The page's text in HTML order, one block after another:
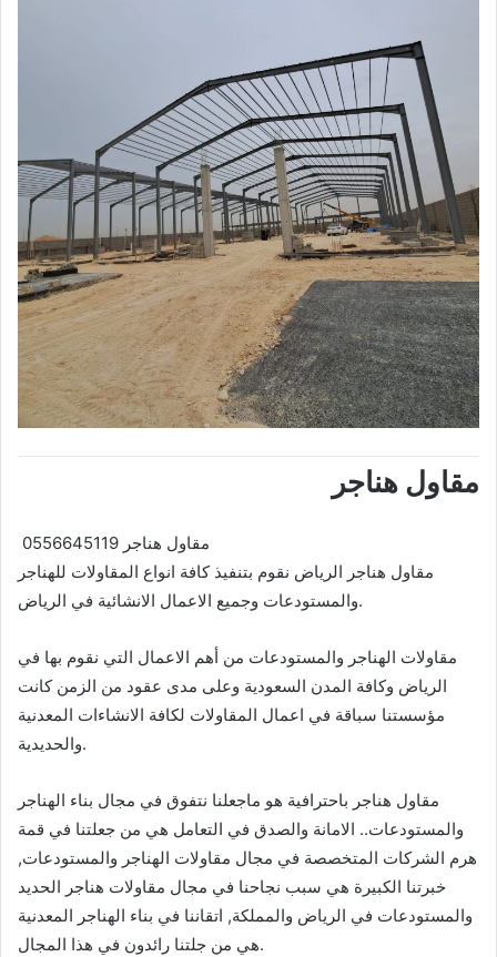
مقاول هناجر
0556645119 مقاول هناجر
مقاول هناجر الرياض نقوم بتنفيذ كافة انواع المقاولات للهناجر
والمستودعات وجميع الاعمال الانشائية في الرياض.
مقاولات الهناجر والمستودعات من أهم الاعمال التي نقوم بها في
الرياض وكافة المدن السعودية وعلى مدى عقود من الزمن كانت
مؤسستنا سباقة في اعمال المقاولات لكافة الانشاءات المعدنية
والحديدية.
مقاول هناجر باحترافية هو ماجعلنا نتفوق في مجال بناء الهناجر
والمستودعات.. الامانة والصدق في التعامل هي من جعلتنا في قمة
هرم الشركات المتخصصة في مجال مقاولات الهناجر والمستودعات,
خبرتنا الكبيرة هي سبب نجاحنا في مجال مقاولات هناجر الحديد
والمستودعات في الرياض والمملكة, اتقاننا في بناء الهناجر المعدنية
هي من جلتنا رائدون في هذا المجال.